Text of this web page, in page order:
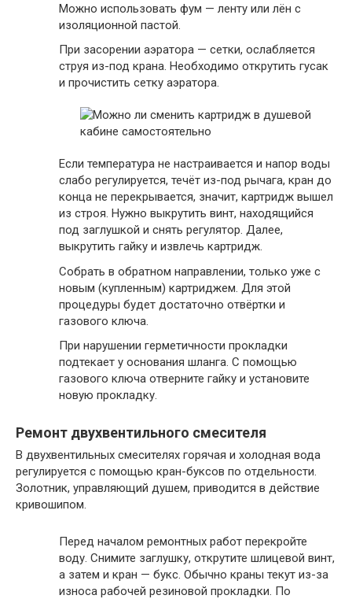
Можно использовать фум — ленту или лён с
изоляционной пастой.
При засорении аэратора — сетки, ослабляется
струя из-под крана. Необходимо открутить гусак
и прочистить сетку аэратора.
Если температура не настраивается и напор воды
слабо регулируется, течёт из-под рычага, кран до
конца не перекрывается, значит, картридж вышел
из строя. Нужно выкрутить винт, находящийся
под заглушкой и снять регулятор. Далее,
выкрутить гайку и извлечь картридж.
Собрать в обратном направлении, только уже с
новым (купленным) картриджем. Для этой
процедуры будет достаточно отвёртки и
газового ключа.
При нарушении герметичности прокладки
подтекает у основания шланга. С помощью
газового ключа отверните гайку и установите
новую прокладку.
Ремонт двухвентильного смесителя
В двухвентильных смесителях горячая и холодная вода
регулируется с помощью кран-буксов по отдельности.
Золотник, управляющий душем, приводится в действие
кривошипом.
Перед началом ремонтных работ перекройте
воду. Снимите заглушку, открутите шлицевой винт,
а затем и кран — букс. Обычно краны текут из-за
износа рабочей резиновой прокладки. По